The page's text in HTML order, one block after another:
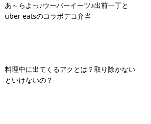
あ～らよっ♪ウーバーイーツ♪出前一丁と
uber eatsのコラボデコ弁当
料理中に出てくるアクとは？取り除かない
といけないの？